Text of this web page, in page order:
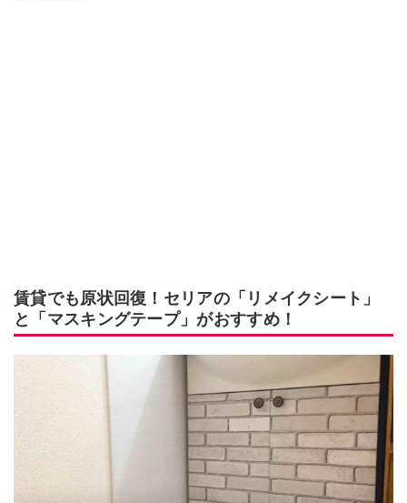
賃貸でも原状回復！セリアの「リメイクシート」
と「マスキングテープ」がおすすめ！